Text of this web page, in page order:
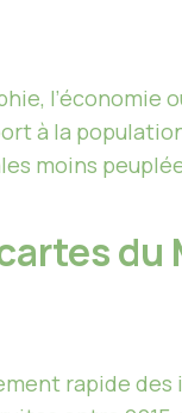
l’économie
à la
moins
du
rapide